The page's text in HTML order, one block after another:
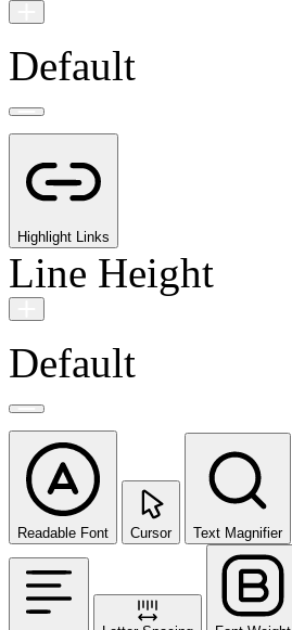
Default
Highlight Links
Line Height
Default
Readable Font Cursor Text Magnifier